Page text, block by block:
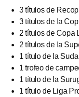
3 títulos de
3 títulos de la
2 títulos de Copa
2 títulos de la
1 título de la
1 trofeo de
1 título de la
1 título de Liga